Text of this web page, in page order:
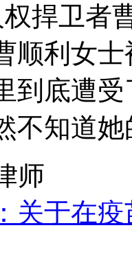
捍卫者
顺利女
到底遭
不知道
师
关于在